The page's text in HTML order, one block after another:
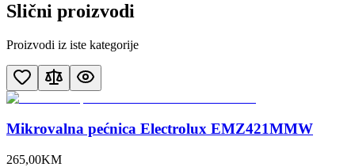
Slični proizvodi
Proizvodi iz iste kategorije
Mikrovalna pećnica Electrolux EMZ421MMW
265,00KM